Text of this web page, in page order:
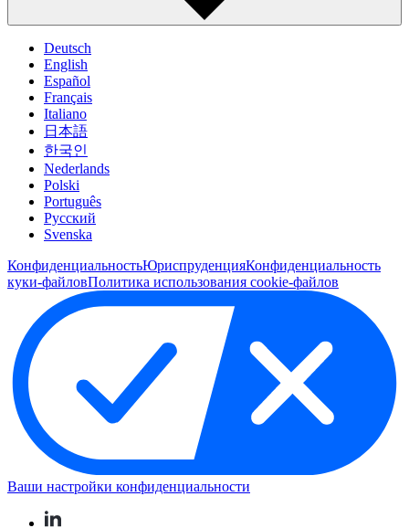
Deutsch
English
Español
Français
Italiano
日本語
한국인
Nederlands
Polski
Português
Pусский
Svenska
КонфиденциальностьЮриспруденцияКонфиденциальность
куки-файловПолитика использования cookie-файлов
Ваши настройки конфиденциальности